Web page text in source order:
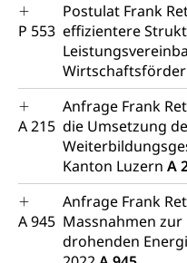
P 553
Postulat Frank
effizientere
A 215
Anfrage Frank
die Umsetzung
Kanton Luzern A
A 945
Anfrage Frank
Massnahmen
drohenden
Katastrophenschutz,
Feuerwehr,
Alarmierung,
Polizei
Ordnungskräfte,
Versorgung
Vorratshaltung, Vorrat
Waffen
Waffenerwerbsschein,